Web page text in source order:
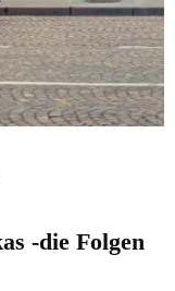
-die Folgen